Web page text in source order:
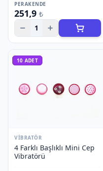
PERAKENDE
251,9 ₺
1
10 ADET
VIBRATÖR
4 Farklı Başlıklı Mini Cep
Vibratörü